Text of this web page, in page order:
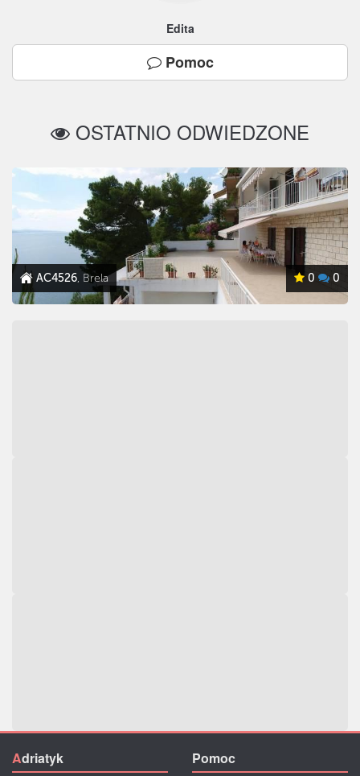
Edita
Pomoc
OSTATNIO ODWIEDZONE
AC4526, Brela 0 0
Adriatyk Pomoc